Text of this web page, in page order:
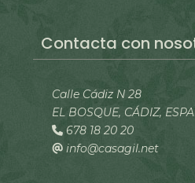
Contacta con
Calle Cádiz N 28
EL BOSQUE, CÁDIZ,
678 18 20 20
info@casagil.net